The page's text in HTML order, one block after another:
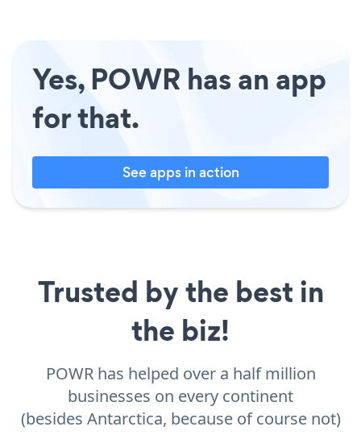
Yes, POWR has an app
for that.
See apps in action
Trusted by the best in
the biz!
POWR has helped over a half million
businesses on every continent
(besides Antarctica, because of course not)